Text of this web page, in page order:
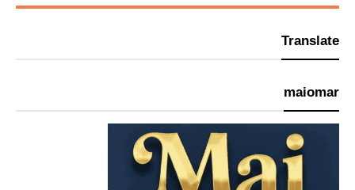
Translate
maiomar